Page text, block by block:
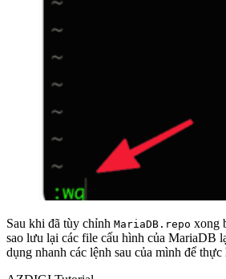
Sau khi đã tùy chỉnh MariaDB.repo xong
sao lưu lại các file cấu hình của MariaDB
dụng nhanh các lệnh sau của mình để thực